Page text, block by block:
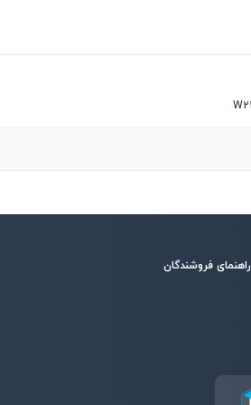
راهنمای فروشندگان